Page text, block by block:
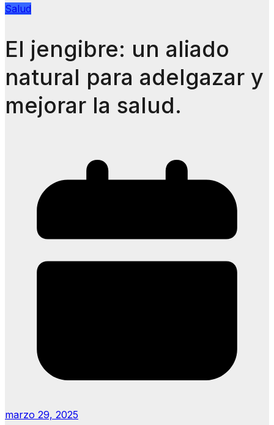
Salud
El jengibre: un aliado
natural para adelgazar y
mejorar la salud.
marzo 29, 2025